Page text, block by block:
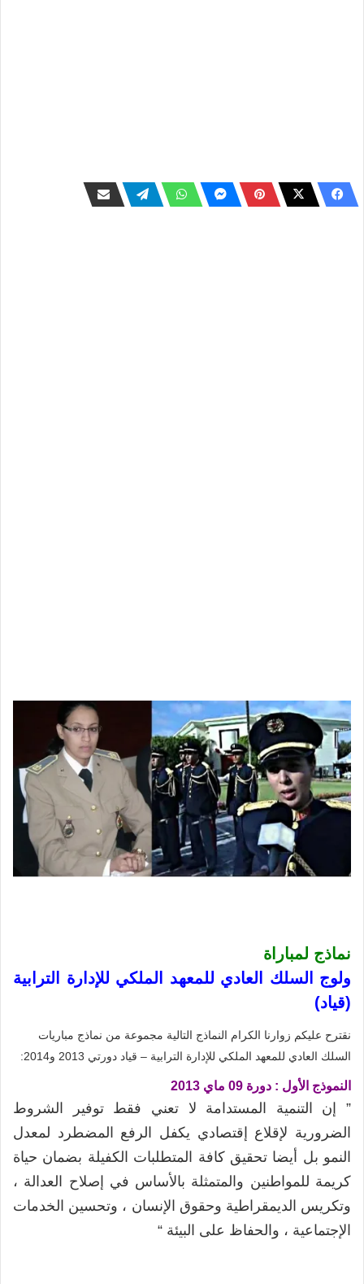
نماذج لمباراة
ولوج السلك العادي للمعهد الملكي للإدارة الترابية
(قياد)
نقترح عليكم زوارنا الكرام النماذج التالية مجموعة من نماذج مباريات
السلك العادي للمعهد الملكي للإدارة الترابية – قياد دورتي 2013 و2014:
النموذج الأول : دورة 09 ماي 2013
” إن التنمية المستدامة لا تعني فقط توفير الشروط
الضرورية لإقلاع إقتصادي يكفل الرفع المضطرد لمعدل
النمو بل أيضا تحقيق كافة المتطلبات الكفيلة بضمان حياة
كريمة للمواطنين والمتمثلة بالأساس في إصلاح العدالة ،
وتكريس الديمقراطية وحقوق الإنسان ، وتحسين الخدمات
الإجتماعية ، والحفاظ على البيئة “